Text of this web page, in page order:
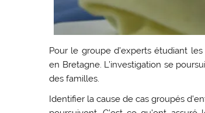
Pour le groupe d’experts étudiant
en Bretagne. L’investigation se
des familles.
Identifier la cause de cas groupés